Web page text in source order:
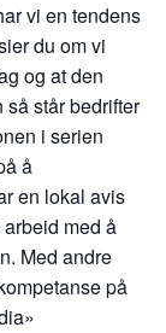
vi en tendens
du om vi
og at den
står bedrifter
i serien
å
en lokal avis
med å
Med andre
på